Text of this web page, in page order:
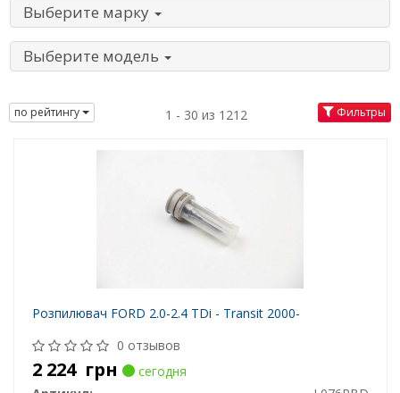
Выберите марку
Выберите модель
по рейтингу 1 - 30 из 1212 Фильтры
Розпилювач FORD 2.0-2.4 TDi - Transit 2000-
0 отзывов
2 224 грн
сегодня